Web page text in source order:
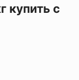
купить с